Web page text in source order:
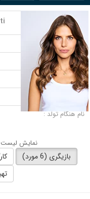
نام :
تاریخ تولد :
محل تولد :
قد :
نام هنگام تولد :
نمایش لیست
بازیگری (6 مورد)